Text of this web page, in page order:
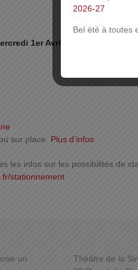
1er Avril 2026 à 20h
sur place. Plus d’infos
les infos sur les possibilités de
stationnement
un
Théâtre de la
2026-27
Bel été à toutes